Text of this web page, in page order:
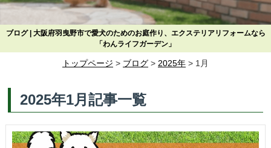
ブログ | 大阪府羽曳野市で愛犬のためのお庭作り、エクステリアリフォームなら
「わんライフガーデン」
トップページ > ブログ > 2025年 > 1月
2025年1月記事一覧